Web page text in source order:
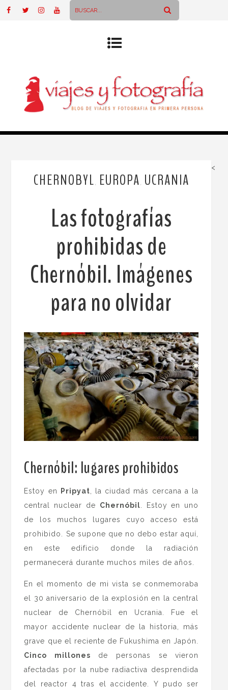
CHERNOBYL EUROPA UCRANIA
Las fotografías
prohibidas de
Chernóbil. Imágenes
para no olvidar
Chernóbil: lugares prohibidos
Estoy en Pripyat , la ciudad más cercana a la
central nuclear de Chernóbil . Estoy en uno
de los muchos lugares cuyo acceso está
prohibido. Se supone que no debo estar aquí,
en este edificio donde la radiación
permanecerá durante muchos miles de años.
En el momento de mi vista se conmemoraba
el 30 aniversario de la explosión en la central
nuclear de Chernóbil en Ucrania. Fue el
mayor accidente nuclear de la historia, más
grave que el reciente de Fukushima en Japón.
Cinco millones de personas se vieron
afectadas por la nube radiactiva desprendida
del reactor 4 tras el accidente. Y pudo ser
<